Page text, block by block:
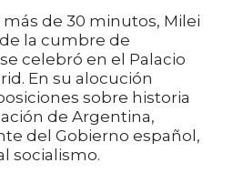
de 30 minutos, Milei
la cumbre de
celebró en el Palacio
En su alocución
sobre historia
de Argentina,
del Gobierno español,
socialismo.